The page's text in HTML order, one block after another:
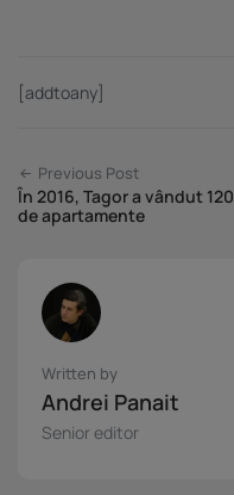
[addtoany]
Previous Post
În 2016, Tagor a vândut 120
de apartamente
Written by
Andrei Panait
Senior editor